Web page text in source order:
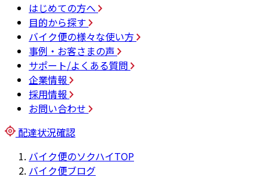
はじめての方へ
目的から探す
バイク便の様々な使い方
事例・お客さまの声
サポート/よくある質問
企業情報
採用情報
お問い合わせ
配達状況確認
バイク便のソクハイTOP
バイク便ブログ